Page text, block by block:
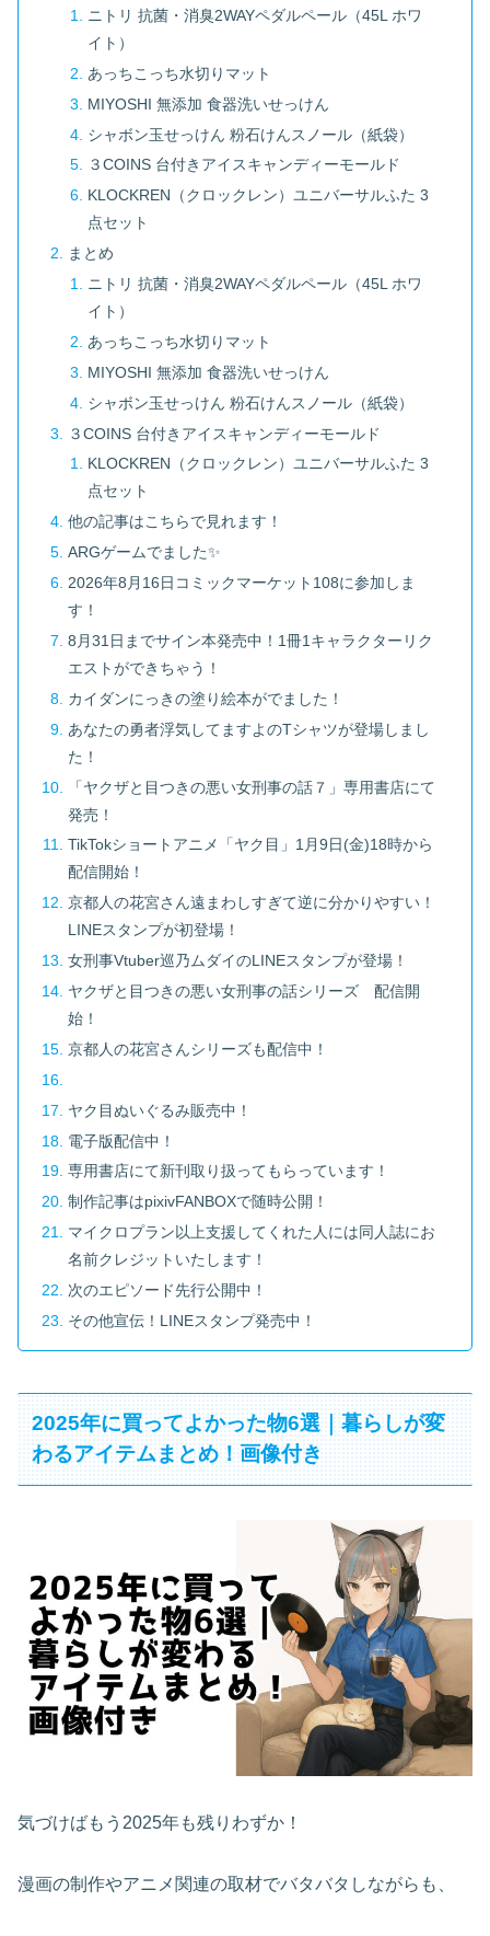
ニトリ 抗菌・消臭2WAYペダルペール（45L ホワ
イト）
あっちこっち水切りマット
MIYOSHI 無添加 食器洗いせっけん
シャボン玉せっけん 粉石けんスノール（紙袋）
３COINS 台付きアイスキャンディーモールド
KLOCKREN（クロックレン）ユニバーサルふた 3
点セット
まとめ
ニトリ 抗菌・消臭2WAYペダルペール（45L ホワ
イト）
あっちこっち水切りマット
MIYOSHI 無添加 食器洗いせっけん
シャボン玉せっけん 粉石けんスノール（紙袋）
３COINS 台付きアイスキャンディーモールド
KLOCKREN（クロックレン）ユニバーサルふた 3
点セット
他の記事はこちらで見れます！
ARGゲームでました✨
2026年8月16日コミックマーケット108に参加しま
す！
8月31日までサイン本発売中！1冊1キャラクターリク
エストができちゃう！
カイダンにっきの塗り絵本がでました！
あなたの勇者浮気してますよのTシャツが登場しまし
た！
「ヤクザと目つきの悪い女刑事の話７」専用書店にて
発売！
TikTokショートアニメ「ヤク目」1月9日(金)18時から
配信開始！
京都人の花宮さん遠まわしすぎて逆に分かりやすい！
LINEスタンプが初登場！
女刑事Vtuber巡乃ムダイのLINEスタンプが登場！
ヤクザと目つきの悪い女刑事の話シリーズ 配信開
始！
京都人の花宮さんシリーズも配信中！
ヤク目ぬいぐるみ販売中！
電子版配信中！
専用書店にて新刊取り扱ってもらっています！
制作記事はpixivFANBOXで随時公開！
マイクロプラン以上支援してくれた人には同人誌にお
名前クレジットいたします！
次のエピソード先行公開中！
その他宣伝！LINEスタンプ発売中！
2025年に買ってよかった物6選｜暮らしが変
わるアイテムまとめ！画像付き
気づけばもう2025年も残りわずか！
漫画の制作やアニメ関連の取材でバタバタしながらも、